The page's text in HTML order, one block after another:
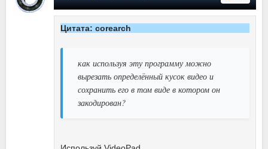
Цитата: corearch
как используя эту программу можно
вырезать определённый кусок видео и
сохранить его в том виде в котором он
закодирован?